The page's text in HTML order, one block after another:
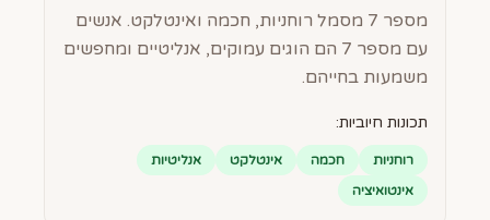
מספר 7 מסמל רוחניות, חכמה ואינטלקט. אנשים
עם מספר 7 הם הוגים עמוקים, אנליטיים ומחפשים
משמעות בחייהם.
תכונות חיוביות:
רוחניות חכמה אינטלקט
אנליטיות
אינטואיציה